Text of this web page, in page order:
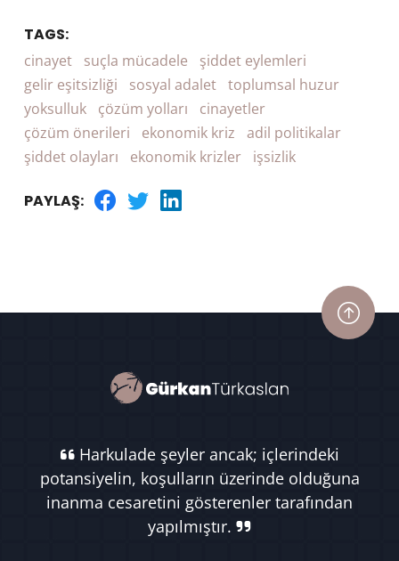
TAGS:
cinayet suçla mücadele
şiddet eylemleri
gelir eşitsizliği
sosyal adalet toplumsal huzur
yoksulluk
çözüm yolları
cinayetler
çözüm önerileri
ekonomik kriz
adil politikalar
şiddet olayları
ekonomik krizler işsizlik
PAYLAŞ:
Harkulade şeyler ancak; içlerindeki
potansiyelin, koşulların üzerinde olduğuna
inanma cesaretini gösterenler tarafından
yapılmıştır.